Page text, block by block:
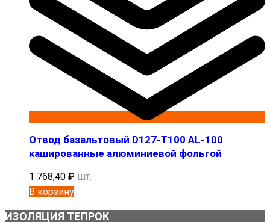
Отвод базальтовый D127-T100 AL-100
кашированные алюминиевой фольгой
1 768,40 ₽ шт.
В корзину
ИЗОЛЯЦИЯ ТЕПРОК